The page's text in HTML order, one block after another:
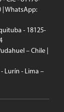
| WhatsApp:
- 18125-
– Chile |
Lurín - Lima –